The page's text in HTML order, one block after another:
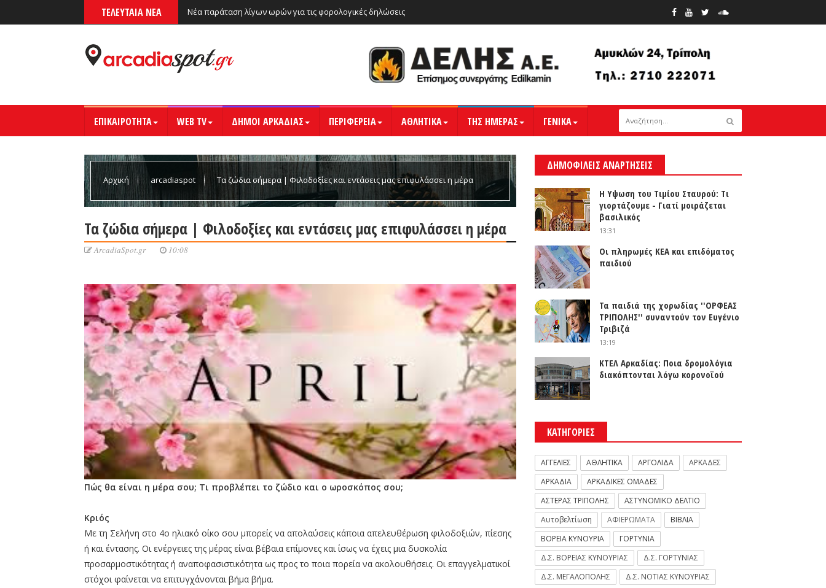
ΤΕΛΕΥΤΑΙΑ ΝΕΑ Νέα παράταση λίγων ωρών για τις φορολογικές δηλώσεις
ΕΠΙΚΑΙΡΟΤΗΤΑ WEB TV ΔΗΜΟΙ ΑΡΚΑΔΙΑΣ ΠΕΡΙΦΕΡΕΙΑ ΑΘΛΗΤΙΚΑ ΤΗΣ ΗΜΕΡΑΣ ΓΕΝΙΚΑ
Αρχική arcadiaspot Τα ζώδια σήμερα | Φιλοδοξίες και εντάσεις μας επιφυλάσσει η μέρα
Τα ζώδια σήμερα | Φιλοδοξίες και εντάσεις μας επιφυλάσσει η μέρα
ArcadiaSpot.gr 10:08
Πώς θα είναι η μέρα σου; Τι προβλέπει το ζώδιο και ο ωροσκόπος σου;
Κριός
Με τη Σελήνη στο 4ο ηλιακό οίκο σου μπορείς να απολαύσεις κάποια απελευθέρωση φιλοδοξιών, πίεσης
ή και έντασης. Οι ενέργειες της μέρας είναι βέβαια επίμονες και ίσως να έχεις μια δυσκολία
προσαρμοστικότητας ή αναποφασιστικότητα ως προς το ποια πορεία να ακολουθήσεις. Οι επαγγελματικοί
στόχοι φαίνεται να επιτυγχάνονται βήμα βήμα.
ΔΗΜΟΦΙΛΕΙΣ ΑΝΑΡΤΗΣΕΙΣ
Η Υψωση του Τιμίου Σταυρού: Τι
γιορτάζουμε - Γιατί μοιράζεται
βασιλικός
13:31
Οι πληρωμές ΚΕΑ και επιδόματος
παιδιού
Τα παιδιά της χορωδίας ''ΟΡΦΕΑΣ
ΤΡΙΠΟΛΗΣ'' συναντούν τον Ευγένιο
Τριβιζά
13:19
ΚΤΕΛ Αρκαδίας: Ποια δρομολόγια
διακόπτονται λόγω κορονοϊού
ΚΑΤΗΓΟΡΙΕΣ
ΑΓΓΕΛΙΕΣ ΑΘΛΗΤΙΚΑ ΑΡΓΟΛΙΔΑ
ΑΡΚΑΔΕΣ
ΑΡΚΑΔΙΑ
ΑΡΚΑΔΙΚΕΣ ΟΜΑΔΕΣ
ΑΣΤΕΡΑΣ ΤΡΙΠΟΛΗΣ
ΑΣΤΥΝΟΜΙΚΟ ΔΕΛΤΙΟ
Αυτοβελτίωση
ΑΦΙΕΡΩΜΑΤΑ
ΒΙΒΛΙΑ
ΒΟΡΕΙΑ ΚΥΝΟΥΡΙΑ
ΓΟΡΤΥΝΙΑ
Δ.Σ. ΒΟΡΕΙΑΣ ΚΥΝΟΥΡΙΑΣ
Δ.Σ. ΓΟΡΤΥΝΙΑΣ
Δ.Σ. ΜΕΓΑΛΟΠΟΛΗΣ
Δ.Σ. ΝΟΤΙΑΣ ΚΥΝΟΥΡΙΑΣ